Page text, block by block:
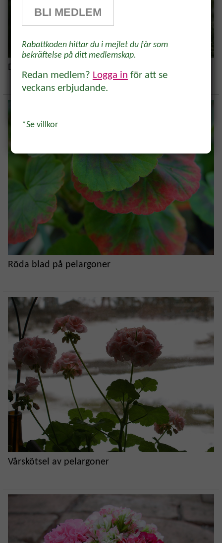
Doftpelargon - Skötsel och fakta
Röda blad på pelargoner
Vårskötsel av pelargoner
få 10% rabatt på ett köp* Tips,
inkorgen.
BLI MEDLEM
Rabattkoden hittar du i mejlet du får som
bekräftelse på ditt medlemskap.
Redan medlem? Logga in för att se
veckans erbjudande.
*Se villkor